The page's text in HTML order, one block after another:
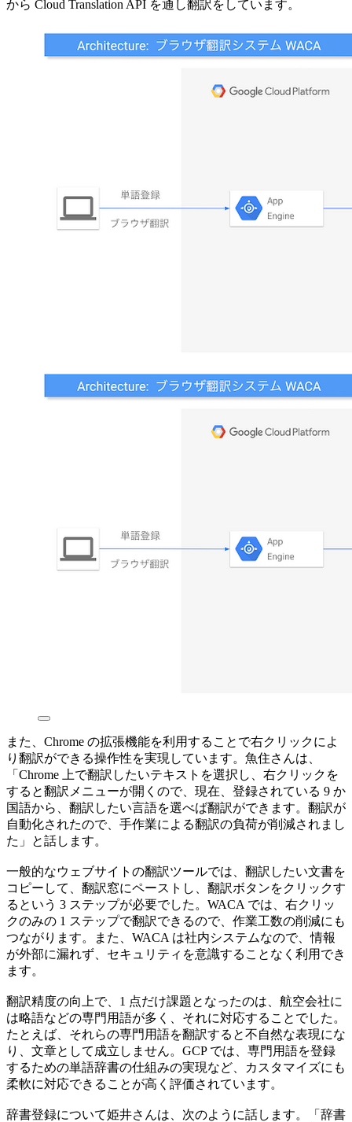
から Cloud Translation API を通し翻訳をしています。
また、Chrome の拡張機能を利用することで右クリックによ
り翻訳ができる操作性を実現しています。魚住さんは、
「Chrome 上で翻訳したいテキストを選択し、右クリックを
すると翻訳メニューが開くので、現在、登録されている 9 か
国語から、翻訳したい言語を選べば翻訳ができます。翻訳が
自動化されたので、手作業による翻訳の負荷が削減されまし
た」と話します。
一般的なウェブサイトの翻訳ツールでは、翻訳したい文書を
コピーして、翻訳窓にペーストし、翻訳ボタンをクリックす
るという 3 ステップが必要でした。WACA では、右クリッ
クのみの 1 ステップで翻訳できるので、作業工数の削減にも
つながります。また、WACA は社内システムなので、情報
が外部に漏れず、セキュリティを意識することなく利用でき
ます。
翻訳精度の向上で、1 点だけ課題となったのは、航空会社に
は略語などの専門用語が多く、それに対応することでした。
たとえば、それらの専門用語を翻訳すると不自然な表現にな
り、文章として成立しません。GCP では、専門用語を登録
するための単語辞書の仕組みの実現など、カスタマイズにも
柔軟に対応できることが高く評価されています。
辞書登録について姫井さんは、次のように話します。「辞書